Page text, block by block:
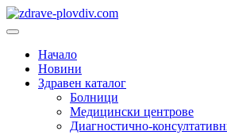
Преминете
към
Основно
Начало
Новини
Здравен каталог
Болници
Медицински центрове
Диагностично-